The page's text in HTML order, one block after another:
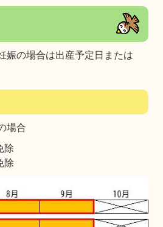
娠の場合は出産予定日または
場合
除
除